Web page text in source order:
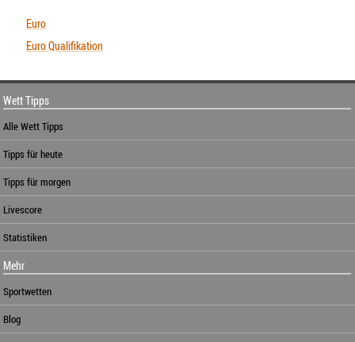
Euro
Euro Qualifikation
Wett Tipps
Alle Wett Tipps
Tipps für heute
Tipps für morgen
Livescore
Statistiken
Mehr
Sportwetten
Blog